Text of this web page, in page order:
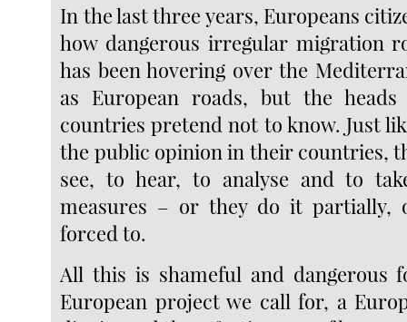
In the last three years, Europeans
how dangerous irregular migration
has been hovering over the
as European roads, but the
countries pretend not to know. Just
the public opinion in their countries,
see, to hear, to analyse and to
measures – or they do it partially,
forced to.
All this is shameful and dangerous
European project we call for, a